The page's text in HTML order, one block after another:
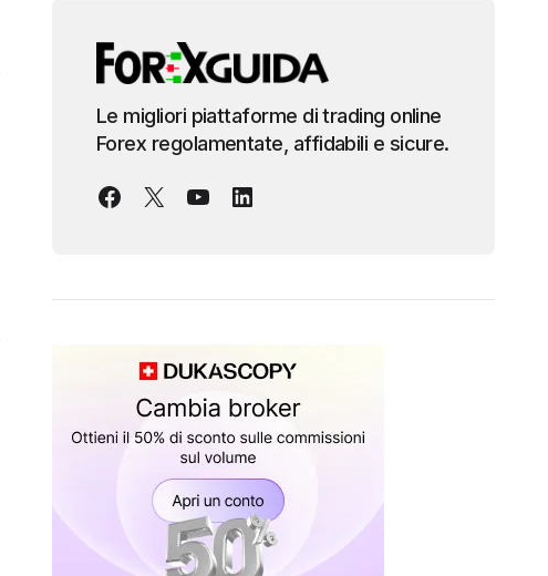
Le migliori piattaforme di trading online
Forex regolamentate, affidabili e sicure.